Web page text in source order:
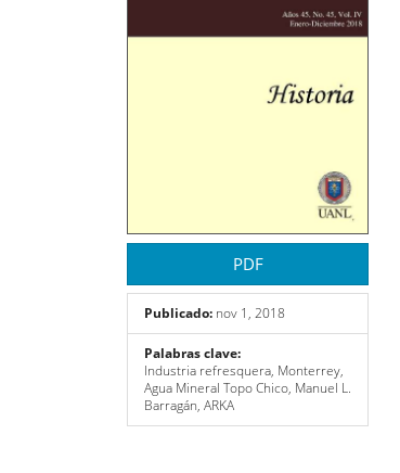
PDF
Publicado: nov 1, 2018
Palabras clave:
Industria refresquera, Monterrey,
Agua Mineral Topo Chico, Manuel L.
Barragán, ARKA